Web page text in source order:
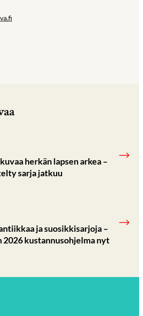
herkän lapsen arkea –
sarja jatkuu
ja suosikkisarjoja –
2026 kustannusohjelma nyt